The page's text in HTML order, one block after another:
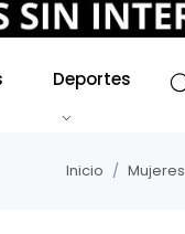
Deportes
Inicio Mujeres